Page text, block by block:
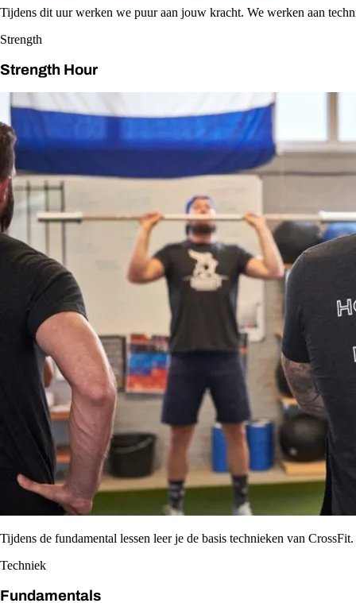
Tijdens dit uur werken we puur aan jouw kracht. We werken aan
Strength
Strength Hour
Tijdens de fundamental lessen leer je de basis technieken van CrossFit.
Techniek
Fundamentals